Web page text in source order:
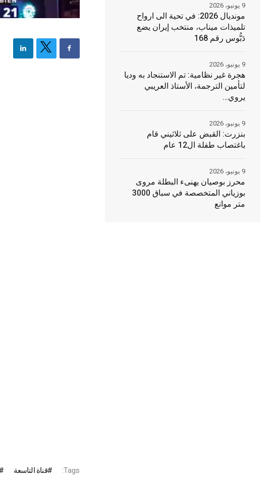
Tags: قناة التاسعة
مونديال 2026: في تحية الى ارواح
تلميذات ميناب، منتخب إيران يضع
دَبُّوس رقم 168
9 يونيو، 2026
هجرة غير نظامية: تم الاستنجاد به وديا
لتأمين الترجمة، الأستاذ العريبي
يروي…
9 يونيو، 2026
بنزرت: القبض على ثلاثيني قام
باغتصاب طفلة ال12 عام
9 يونيو، 2026
محرز بوصيان يهنىء البطلة مروى
بوزياني المتخصصة في سباق 3000
متر موانع
9 يونيو، 2026